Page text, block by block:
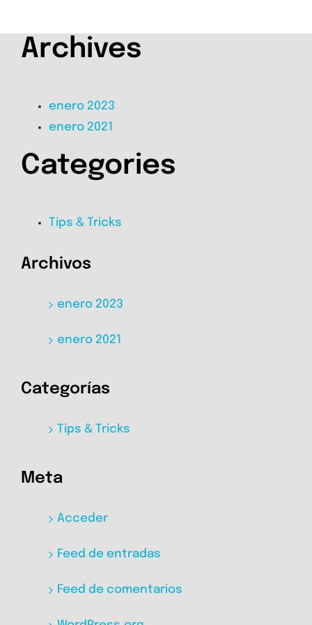
Archives
enero 2023
enero 2021
Categories
Tips & Tricks
Archivos
enero 2023
enero 2021
Categorías
Tips & Tricks
Meta
Acceder
Feed de entradas
Feed de comentarios